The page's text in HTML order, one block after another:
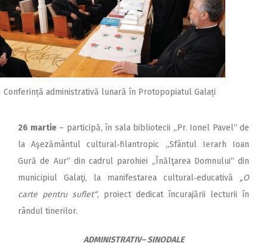
Conferință administrativă lunară în Protopopiatul Galați
26 martie– participă, în sala bibliotecii „Pr. Ionel Pavel“ de
la Aşezământul cultural‑filantropic „Sfântul Ierarh Ioan
Gură de Aur“ din cadrul parohiei „Înălţarea Domnului“ din
municipiul Galaţi, la manifestarea cultural‑educativă „O
carte pentru suflet“, proiect dedicat încurajării lecturii în
rândul tinerilor.
ADMINISTRATIV– SINODALE